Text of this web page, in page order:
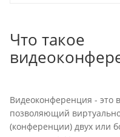
Что такое
Видеоконференция - это
позволяющий
(конференции) двух или